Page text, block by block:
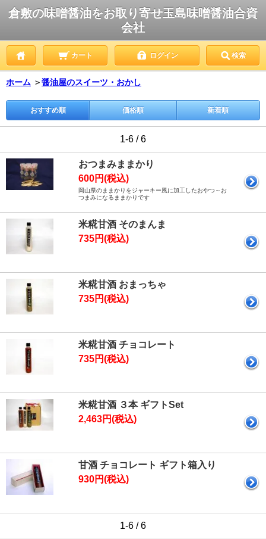
倉敷の味噌醤油をお取り寄せ玉島味噌醤油合資
会社
カート ログイン 検索
ホーム ＞醤油屋のスイーツ・おかし
おすすめ順 価格順 新着順
1-6 / 6
おつまみままかり
600円(税込)
岡山県のままかりをジャーキー風に加工したおやつ～お
つまみになるままかりです
米糀甘酒 そのまんま
735円(税込)
米糀甘酒 おまっちゃ
735円(税込)
米糀甘酒 チョコレート
735円(税込)
米糀甘酒 ３本 ギフトSet
2,463円(税込)
甘酒 チョコレート ギフト箱入り
930円(税込)
1-6 / 6